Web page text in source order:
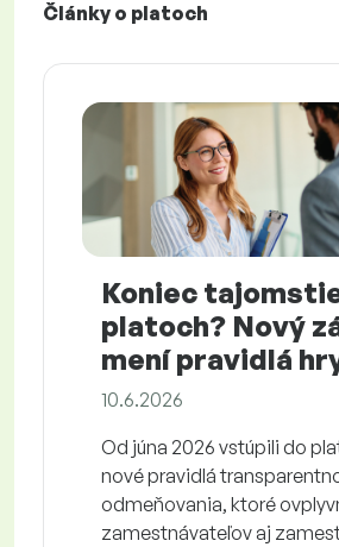
Články o platoch
Koniec
platoch? Nový
mení pravidlá
10.6.2026
Od júna 2026 vstúpili do
nové pravidlá
odmeňovania, ktoré
zamestnávateľov aj